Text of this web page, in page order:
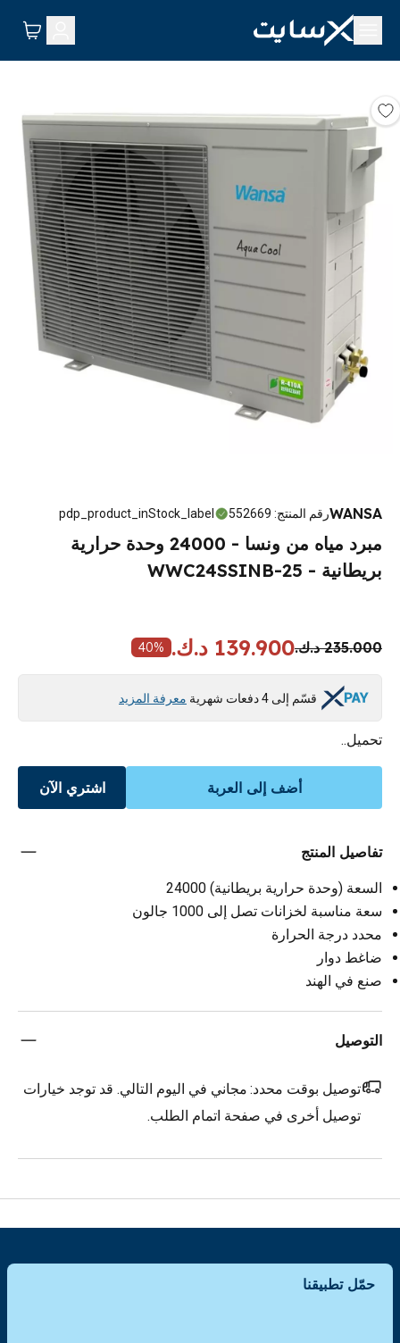
WANSAرقم المنتج:
552669
pdp_product_inStock_label
مبرد مياه من ونسا - 24000 وحدة حرارية
بريطانية - WWC24SSINB-25
235.000 د.ك. 139.900 د.ك. 40%
قسّم إلى 4 دفعات شهرية معرفة المزيد
تحميل..
أضف إلى العربة اشتري الآن
تفاصيل المنتج
السعة (وحدة حرارية بريطانية) 24000
سعة مناسبة لخزانات تصل إلى 1000 جالون
محدد درجة الحرارة
ضاغط دوار
صنع في الهند
التوصيل
توصيل بوقت محدد: مجاني في اليوم التالي. قد توجد خيارات
توصيل أخرى في صفحة اتمام الطلب.
حمّل تطبيقنا